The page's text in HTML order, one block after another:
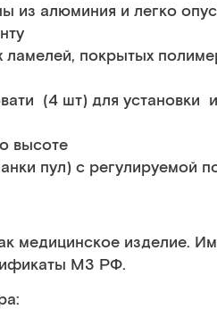
из алюминия и легко
ламелей, покрытых
(4 шт) для установки
высоте
пул) с регулируемой
медицинское изделие.
МЗ РФ.